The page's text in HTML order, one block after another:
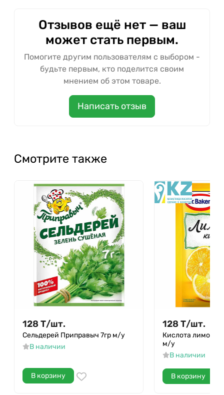
Отзывов ещё нет — ваш
может стать первым.
Помогите другим пользователям с выбором -
будьте первым, кто поделится своим
мнением об этом товаре.
Написать отзыв
Смотрите также
128 Т/шт.
Сельдерей Приправыч 7гр м/у
В наличии
В корзину
128 Т/шт.
Кислота
м/у
В наличии
В корзину